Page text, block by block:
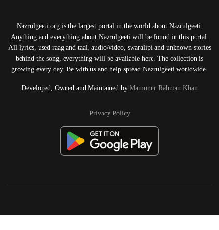
Nazrulgeeti.org is the largest portal in the world about Nazrulgeeti.
Anything and everything about Nazrulgeeti will be found in this portal.
All lyrics, used raag and taal, audio/video, swaralipi and unknown stories
behind the song, everything will be available here. The collection is
growing every day. Be with us and help spread Nazrulgeeti worldwide.
Developed, Owned and Maintained by Mamunur Rahman Khan
Privacy Policy